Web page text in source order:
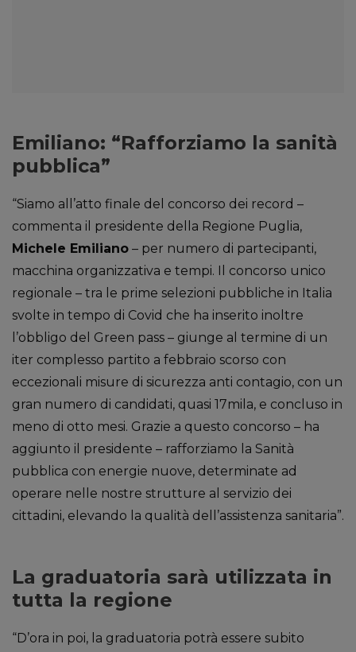
Emiliano: “Rafforziamo la sanità
pubblica”
“Siamo all’atto finale del concorso dei record –
commenta il presidente della Regione Puglia,
Michele Emiliano – per numero di partecipanti,
macchina organizzativa e tempi. Il concorso unico
regionale – tra le prime selezioni pubbliche in Italia
svolte in tempo di Covid che ha inserito inoltre
l’obbligo del Green pass – giunge al termine di un
iter complesso partito a febbraio scorso con
eccezionali misure di sicurezza anti contagio, con un
gran numero di candidati, quasi 17mila, e concluso in
meno di otto mesi. Grazie a questo concorso – ha
aggiunto il presidente – rafforziamo la Sanità
pubblica con energie nuove, determinate ad
operare nelle nostre strutture al servizio dei
cittadini, elevando la qualità dell’assistenza sanitaria”.
La graduatoria sarà utilizzata in
tutta la regione
“D’ora in poi, la graduatoria potrà essere subito